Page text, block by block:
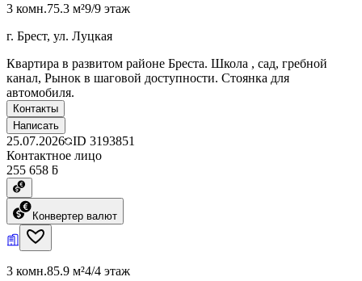
3 комн.75.3 м²9/9 этаж
г. Брест, ул. Луцкая
Квартира в развитом районе Бреста. Школа , сад, гребной
канал, Рынок в шаговой доступности. Стоянка для
автомобиля.
Контакты
Написать
25.07.2026 ID 3193851
Контактное лицо
255 658 ƃ
Конвертер валют
3 комн.85.9 м²4/4 этаж